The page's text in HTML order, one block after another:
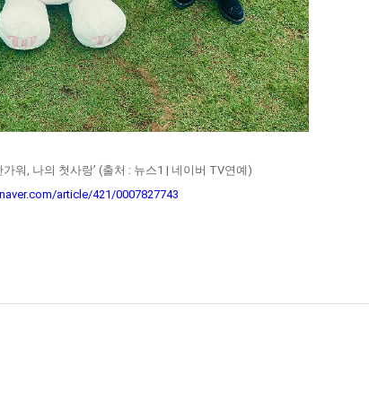
워, 나의 첫사랑’ (출처 : 뉴스1 | 네이버 TV연예)
article/421/0007827743